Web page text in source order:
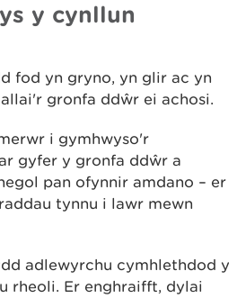
y cynllun
fod yn gryno, yn glir ac yn
gronfa ddŵr ei achosi.
i gymhwyso'r
gyfer y gronfa ddŵr a
pan ofynnir amdano – er
tynnu i lawr mewn
adlewyrchu cymhlethdod y
rheoli. Er enghraifft, dylai